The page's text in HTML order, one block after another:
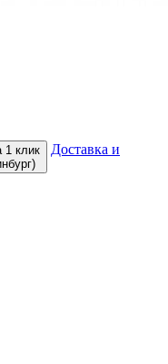
1 клик
Доставка и